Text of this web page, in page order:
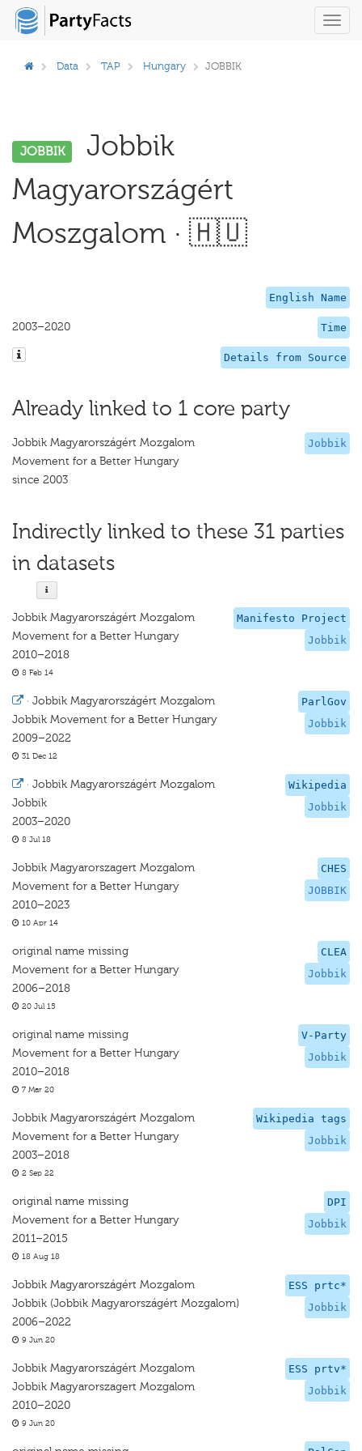
Data TAP Hungary JOBBIK
JOBBIK
Jobbik
Magyarországért
Moszgalom · 🇭🇺
English Name
Time
2003–2020
Details from Source
Already linked to 1 core party
Jobbik
Jobbik Magyarországért Mozgalom
Movement for a Better Hungary
since 2003
Indirectly linked to these 31 parties
in datasets
Manifesto Project
Jobbik
Jobbik Magyarországért Mozgalom
Movement for a Better Hungary
2010–2018
8 Feb 14
ParlGov
Jobbik
· Jobbik Magyarországért Mozgalom
Jobbik Movement for a Better Hungary
2009–2022
31 Dec 12
Wikipedia
Jobbik
· Jobbik Magyarországért Mozgalom
Jobbik
2003–2020
8 Jul 18
CHES
JOBBIK
Jobbik Magyarorszagert Mozgalom
Movement for a Better Hungary
2010–2023
10 Apr 14
CLEA
Jobbik
original name missing
Movement for a Better Hungary
2006–2018
20 Jul 15
V-Party
Jobbik
original name missing
Movement for a Better Hungary
2010–2018
7 Mar 20
Wikipedia tags
Jobbik
Jobbik Magyarországért Mozgalom
Movement for a Better Hungary
2003–2018
2 Sep 22
DPI
Jobbik
original name missing
Movement for a Better Hungary
2011–2015
18 Aug 18
ESS prtc*
Jobbik
Jobbik Magyarországért Mozgalom
Jobbik (Jobbik Magyarországért Mozgalom)
2006–2022
9 Jun 20
ESS prtv*
Jobbik
Jobbik Magyarországért Mozgalom
Jobbik Magyarorszagert Mozgalom
2010–2020
9 Jun 20